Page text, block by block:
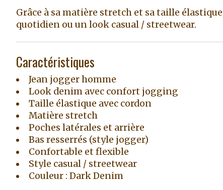
Grâce à sa matière stretch et sa taille
quotidien ou un look casual / streetwear.
Caractéristiques
Jean jogger homme
Look denim avec confort jogging
Taille élastique avec cordon
Matière stretch
Poches latérales et arrière
Bas resserrés (style jogger)
Confortable et flexible
Style casual / streetwear
Couleur : Dark Denim